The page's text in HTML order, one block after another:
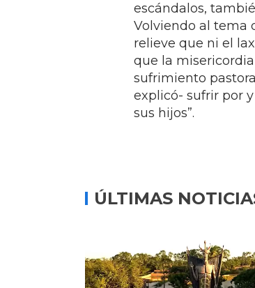
escándalos,
Volviendo al tema
relieve que ni el
que la
sufrimiento
explicó- sufrir por
sus hijos”.
ÚLTIMAS